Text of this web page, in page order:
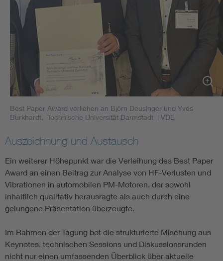
Best Paper Award verliehen an Björn Deusinger und Yves
Burkhardt, Technische Universität Darmstadt | VDE
Auszeichnung und Austausch
Ein weiterer Höhepunkt war die Verleihung des Best Paper
Award an einen Beitrag zur Analyse von HF-Verlusten und
Vibrationen in automobilen PM-Motoren, der sowohl
inhaltlich qualitativ herausragte als auch durch eine
gelungene Präsentation überzeugte.
Im Rahmen der Tagung bot die strukturierte Mischung aus
Keynotes, technischen Sessions und Diskussionsrunden
nicht nur einen umfassenden Überblick über aktuelle